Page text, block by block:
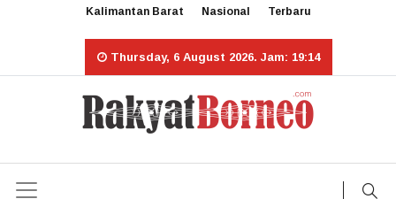
Kalimantan Barat Nasional Terbaru
Thursday, 6 August 2026. Jam: 19:14